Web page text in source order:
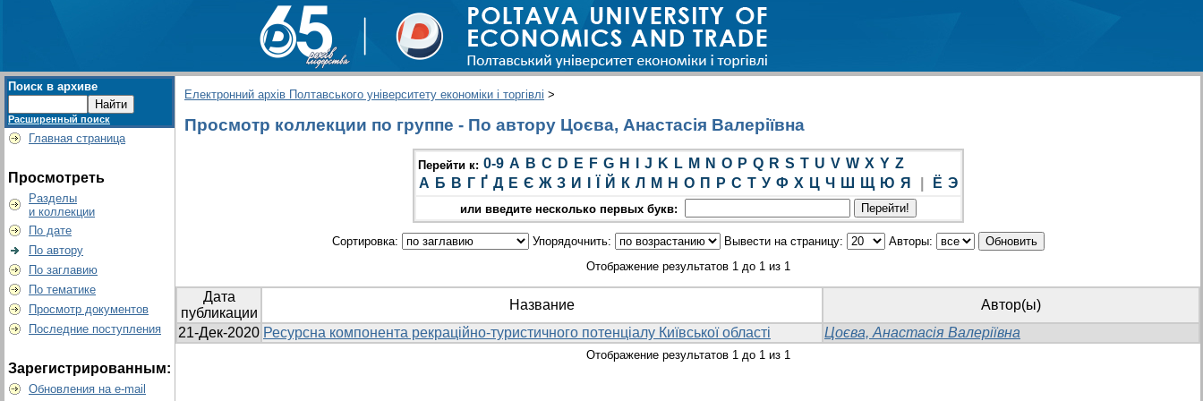
Поиск в архиве
Расширенный поиск
Главная страница
Просмотреть
Разделы
и коллекции
По дате
По автору
По заглавию
По тематике
Просмотр документов
Последние поступления
Зарегистрированным:
Обновления на e-mail
Електронний архів Полтавського університету економіки і торгівлі >
Просмотр коллекции по группе - По автору Цоєва, Анастасія Валеріївна
Перейти к: 0-9 A B C D E F G H J K L M N O P Q R S T U V W X Y Z
А Б В Г Ґ Д Е Є Ж З И Й К Л М Н О П Р С Т У Ф Х Ц Ч Ш Щ Ю Я Ё Э
или введите несколько первых букв:
Сортировка: Упорядочнить: Вывести на страницу:
Авторы:
Отображение результатов 1 до 1 из 1
Дата
публикации
Название
Автор(ы)
21-Дек-2020 Ресурсна компонента рекраційно-туристичного потенціалу Київської області Цоєва, Анастасія Валеріївна
Отображение результатов 1 до 1 из 1